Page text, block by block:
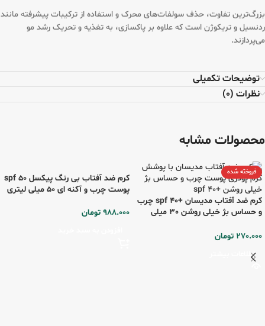
بزرگ‌ترین تفاوت، حذف سولفات‌های محرک و استفاده از ترکیبات پیشرفته مانند
ردنسیل و تریکوژن است که علاوه بر پاکسازی، به تغذیه و تحریک رشد مو
می‌پردازند.
توضیحات تکمیلی
نظرات (0)
محصولات مشابه
فروخته شده
کرم ضد آفتاب مدیسان +spf 40 چرب
و حساس بژ خیلی روشن 30 میلی
270.000 تومان
اطلاعات بیشتر
کرم ضد آفتاب بی رنگ پیکسل spf 50
پوست چرب و آکنه ای 50 میلی لیتری
988.000 تومان